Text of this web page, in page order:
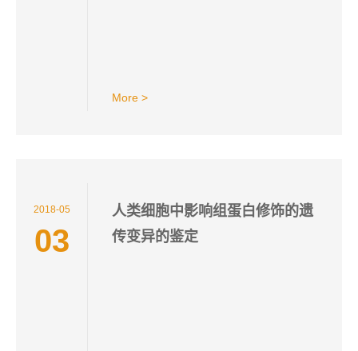
More >
2018-05
03
人类细胞中影响组蛋白修饰的遗
传变异的鉴定